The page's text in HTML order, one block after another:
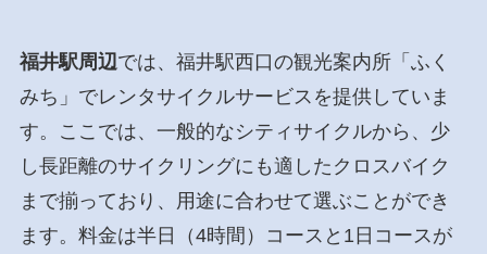
福井駅周辺では、福井駅西口の観光案内所「ふく
みち」でレンタサイクルサービスを提供していま
す。ここでは、一般的なシティサイクルから、少
し長距離のサイクリングにも適したクロスバイク
まで揃っており、用途に合わせて選ぶことができ
ます。料金は半日（4時間）コースと1日コースが